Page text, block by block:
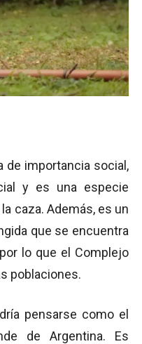
de importancia social,
y es una especie
caza. Además, es un
que se encuentra
lo que el Complejo
poblaciones.
pensarse como el
de Argentina. Es